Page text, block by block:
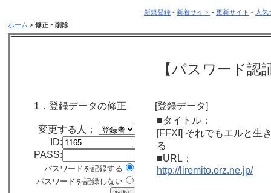
新規登録 - 新着サイト - 更新サイト - 人
ホーム > 修正・削除
【パスワード認
1．登録データの修正
変更する人：
ID:
PASS:
パスワードを記録する
パスワードを記録しない
[登録データ]
■タイトル：
[FFXI] それでもエルと生
る
■URL：
http://liremito.orz.ne.jp/